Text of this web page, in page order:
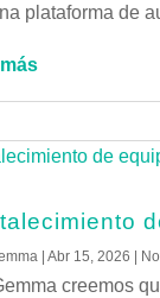
plataforma de
| Abr 15, 2026
creemos